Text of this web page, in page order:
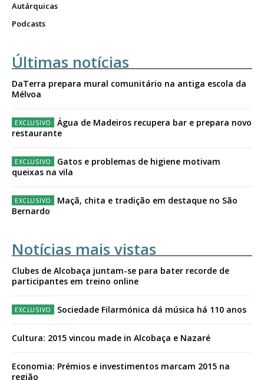
Autárquicas
Podcasts
Últimas notícias
DaTerra prepara mural comunitário na antiga escola da
Mélvoa
Água de Madeiros recupera bar e prepara novo
restaurante
Gatos e problemas de higiene motivam
queixas na vila
Maçã, chita e tradição em destaque no São
Bernardo
Notícias mais vistas
Clubes de Alcobaça juntam-se para bater recorde de
participantes em treino online
Sociedade Filarmónica dá música há 110 anos
Cultura: 2015 vincou made in Alcobaça e Nazaré
Economia: Prémios e investimentos marcam 2015 na
região